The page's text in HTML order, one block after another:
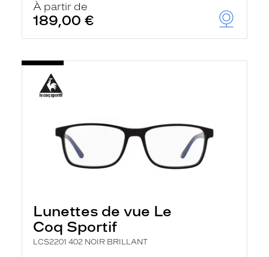
À partir de
189,00 €
Lunettes de vue Le
Coq Sportif
LCS2201 402 NOIR BRILLANT